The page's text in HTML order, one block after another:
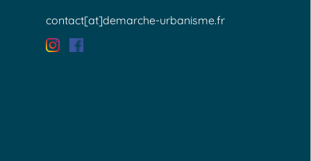
contact[at]demarche-urbanisme.fr